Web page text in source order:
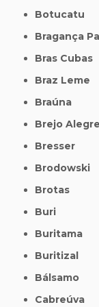
Botucatu
Bragança
Bras Cubas
Braz Leme
Braúna
Brejo Alegre
Bresser
Brodowski
Brotas
Buri
Buritama
Buritizal
Bálsamo
Cabreúva